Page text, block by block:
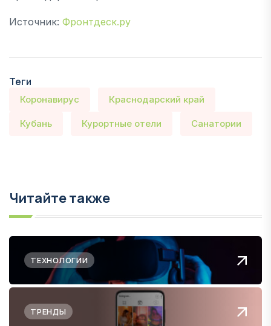
Источник: Фронтдеск.ру
Теги
Коронавирус Краснодарский край
Кубань Курортные отели Санатории
Читайте также
ТЕХНОЛОГИИ
ТРЕНДЫ